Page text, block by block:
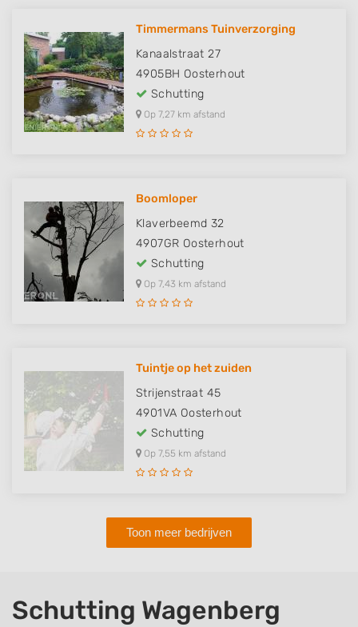
Timmermans Tuinverzorging
Kanaalstraat 27
4905BH Oosterhout
Schutting
Op 7,27 km afstand
Boomloper
Klaverbeemd 32
4907GR Oosterhout
Schutting
Op 7,43 km afstand
Tuintje op het zuiden
Strijenstraat 45
4901VA Oosterhout
Schutting
Op 7,55 km afstand
Toon meer bedrijven
Schutting Wagenberg